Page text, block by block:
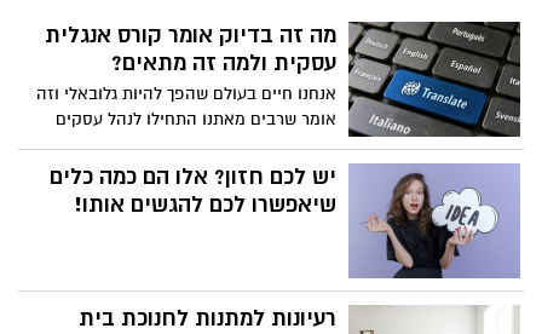
מה זה בדיוק אומר קורס אנגלית
עסקית ולמה זה מתאים?
אנחנו חיים בעולם שהפך להיות גלובאלי וזה
אומר שרבים מאתנו התחילו לנהל עסקים
מעבר לים. לכן ברור מדוע גם אתם באופן
אישי לא רוצים לפספס את כל ההזדמנויות
שמחכות לכם, כי אם אשר ליהנות מרווחים
אצל אחרים, האנגלית חוסמת אתכם.
יש לכם חזון? אלו הם כמה כלים
שיאפשרו לכם להגשים אותו!
רעיונות למתנות לחנוכת בית